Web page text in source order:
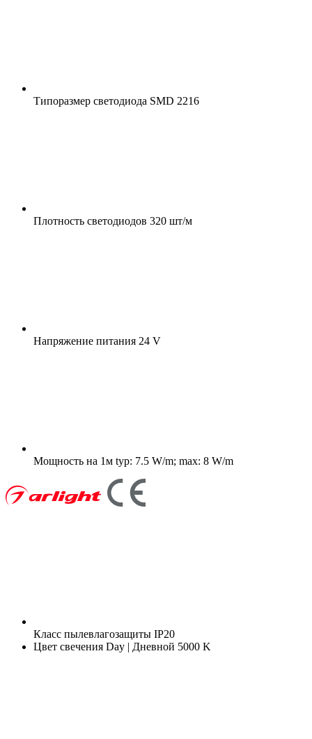
Типоразмер светодиода SMD 2216
Плотность светодиодов 320 шт/м
Напряжение питания 24 V
Мощность на 1м typ: 7.5 W/m; max: 8 W/m
Класс пылевлагозащиты IP20
Цвет свечения Day | Дневной 5000 K